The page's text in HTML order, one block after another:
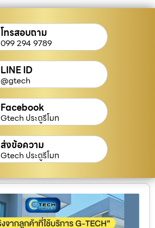
โทรสอบถาม
099 294 9789
LINE ID
@gtech
Facebook
Gtech ประตูรีโมท
ส่งข้อความ
Gtech ประตูรีโมท